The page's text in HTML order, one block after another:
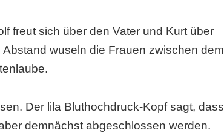
freut sich über den Vater und Kurt über
wuseln die Frauen zwischen dem
Der lila Bluthochdruck-Kopf sagt, dass
demnächst abgeschlossen werden.